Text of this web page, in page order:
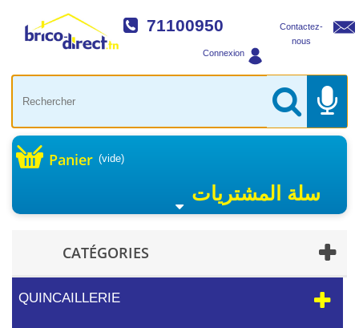
Contactez-
nous
71100950
Connexion
Panier (vide)
سلة المشتريات
CATÉGORIES
QUINCAILLERIE